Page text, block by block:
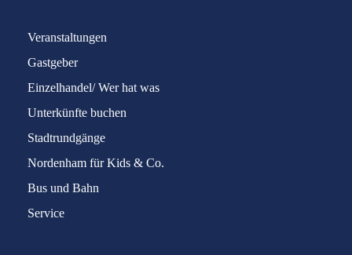
Veranstaltungen
Gastgeber
Einzelhandel/ Wer hat was
Unterkünfte buchen
Stadtrundgänge
Nordenham für Kids & Co.
Bus und Bahn
Service